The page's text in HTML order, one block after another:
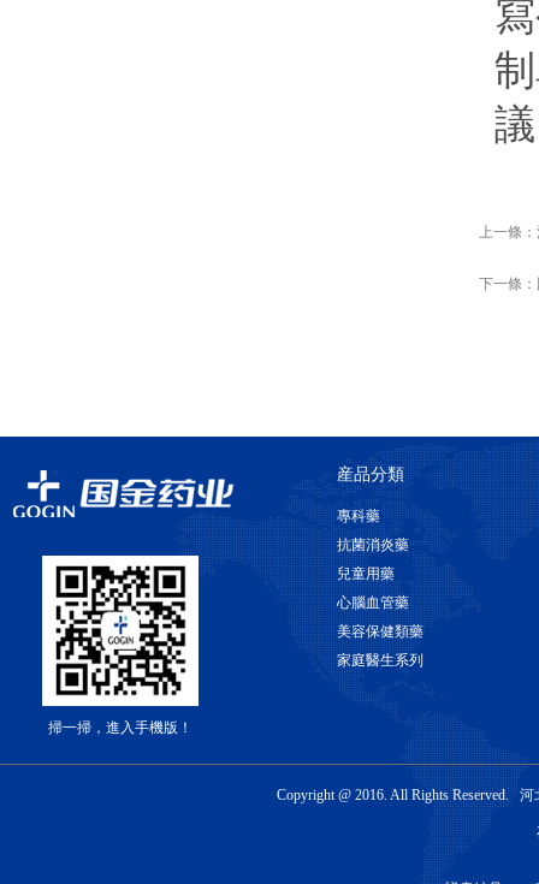
上一條：
下一條：
掃一掃，進入手機版！
産品分類
專科藥
抗菌消炎藥
兒童用藥
心腦血管藥
美容保健類藥
家庭醫生系列
Copyright @ 2016. All Rights